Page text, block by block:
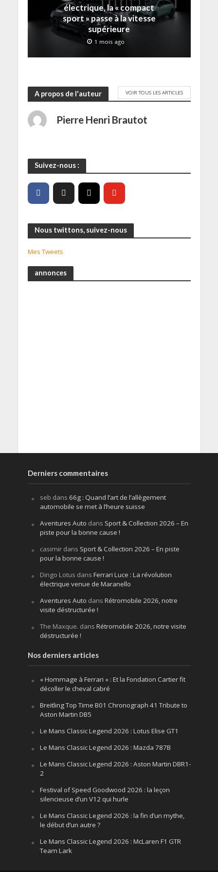
électrique, la « compact
sport » passe à la vitesse
supérieure
1 mois ago
A propos de l'auteur VOIR TOUS LES ARTICLES
Pierre Henri Brautot
Suivez-nous :
Nous twittons, suivez-nous
Mes Tweets
annonces
Derniers commentaires
seb dans 66g : Quand l’art de l’allègement
automobile se met à l’heure suisse
Aventures Auto dans Sport & Collection 2026 – En
piste pour la bonne cause !
casimirdans Sport & Collection 2026 – En piste
pour la bonne cause !
Dingo Lotus dans Ferrari Luce : La révolution
électrique venue de Maranello
Aventures Auto dans Rétromobile 2026, notre
visite déstructurée !
The Maxque. dans Rétromobile 2026, notre visite
déstructurée !
Nos derniers articles
« Hommage à Ferrari » : Et la Fondation Cartier fit
décoller le cheval cabré
Breitling Top Time B01 Chronograph 41 Tribute to
Aston Martin DB5
Le Mans Classic Legend 2026 : Lotus Elise GT1
Le Mans Classic Legend 2026 : Mazda 787B
Le Mans Classic Legend 2026 : Aston Martin DBR1-
2
Festival of Speed Goodwood 2026 : la leçon
silencieuse d’un V12 qui hurle
Le Mans Classic Legend 2026 : la fin d’un mythe,
le début d’un autre ?
Le Mans Classic Legend 2026 : McLaren F1 GTR
Team Lark